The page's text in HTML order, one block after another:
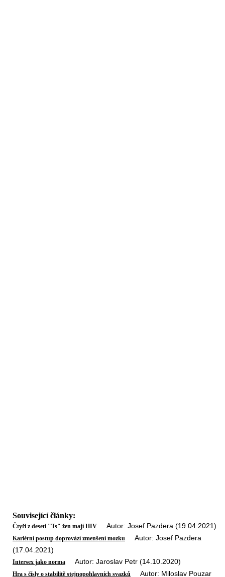
Související články:
Čtyři z deseti "Ts" žen mají HIV Autor: Josef Pazdera (19.04.2021)
Kariérní postup doprovází zmenšení mozku Autor: Josef Pazdera
(17.04.2021)
Intersex jako norma Autor: Jaroslav Petr (14.10.2020)
Hra s čísly o stabilitě stejnopohlavních svazků Autor: Miloslav Pouzar